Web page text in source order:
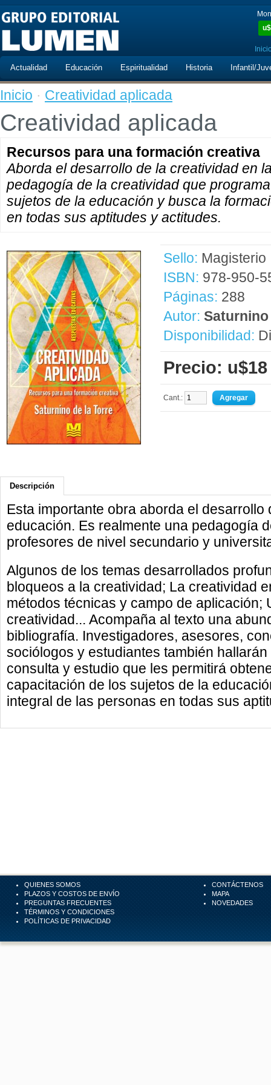
u$
Actualidad Educación Espiritualidad Historia Infantil/
Inicio · Creatividad aplicada
Creatividad aplicada
Recursos para una formación creativa
Aborda el desarrollo de la creatividad en
pedagogía de la creatividad que
sujetos de la educación y busca la
en todas sus aptitudes y actitudes.
Sello: Magisterio
ISBN: 978-950-
Páginas: 288
Autor: Saturnino
Disponibilidad:
Precio: u$18
Cant.:
Descripción
Esta importante obra aborda el desarrollo
educación. Es realmente una pedagogía
profesores de nivel secundario y
Algunos de los temas desarrollados
bloqueos a la creatividad; La creatividad
métodos técnicas y campo de aplicación;
creatividad... Acompaña al texto una
bibliografía. Investigadores, asesores,
sociólogos y estudiantes también
consulta y estudio que les permitirá
capacitación de los sujetos de la
integral de las personas en todas sus
QUIENES SOMOS
PLAZOS Y COSTOS DE ENVÍO
PREGUNTAS FRECUENTES
TÉRMINOS Y CONDICIONES
POLÍTICAS DE PRIVACIDAD
CONTÁCTENOS
MAPA
NOVEDADES